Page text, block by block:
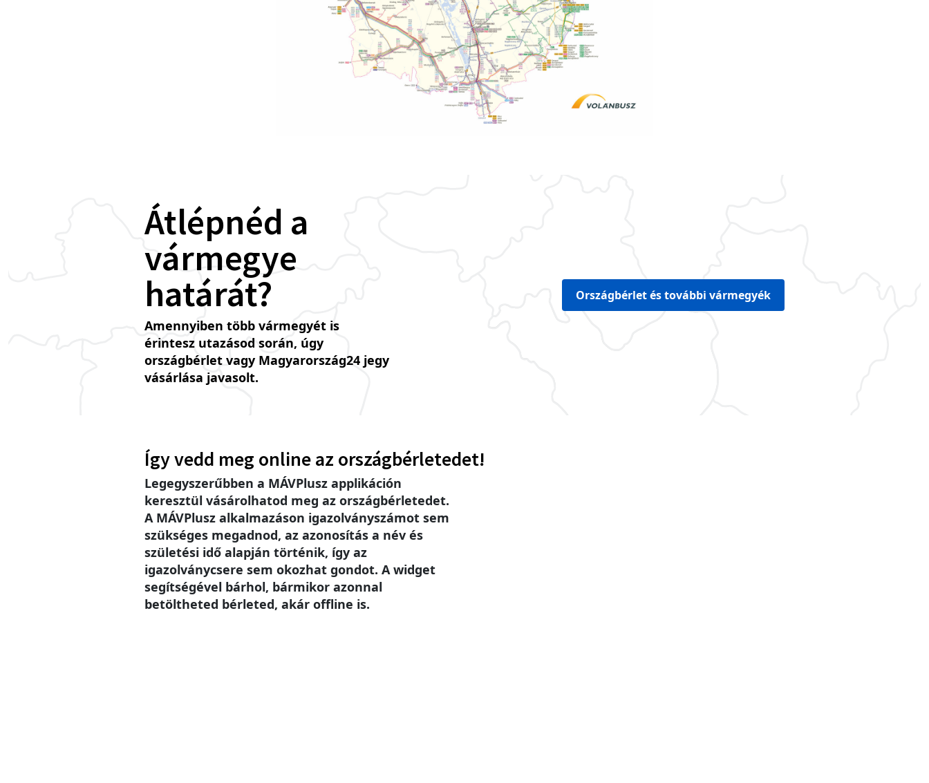
Átlépnéd a
vármegye
határát?
Amennyiben több vármegyét is
érintesz utazásod során, úgy
országbérlet vagy Magyarország24 jegy
vásárlása javasolt.
Országbérlet és további vármegyék
Így vedd meg online az országbérletedet!
Legegyszerűbben a MÁVPlusz applikáción
keresztül vásárolhatod meg az országbérletedet.
A MÁVPlusz alkalmazáson igazolványszámot sem
szükséges megadnod, az azonosítás a név és
születési idő alapján történik, így az
igazolványcsere sem okozhat gondot. A widget
segítségével bárhol, bármikor azonnal
betöltheted bérleted, akár offline is.